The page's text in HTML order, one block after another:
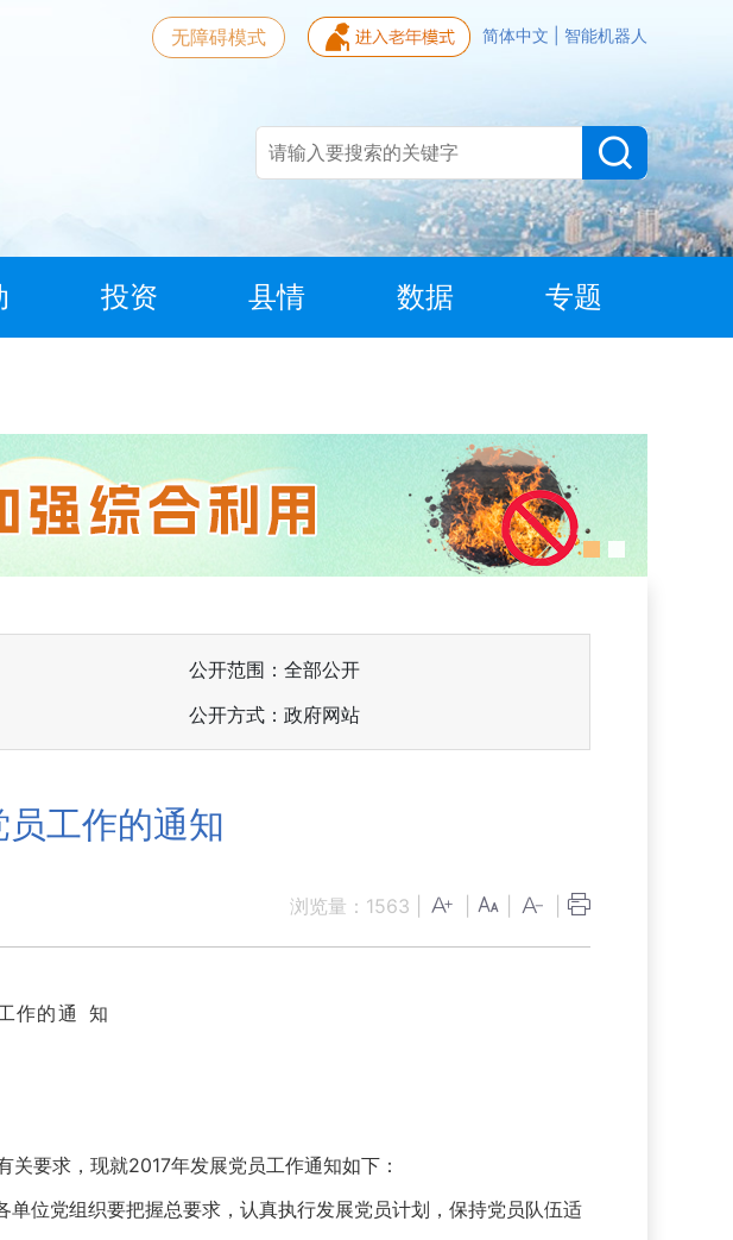
简体中文 智能机器人
无障碍模式
投资 县情 数据 专题
公开范围：全部公开
公开方式：政府网站
工作的通知
浏览量： 1563
作的通 知
要求，现就2017年发展党员工作通知如下：
位党组织要把握总要求，认真执行发展党员计划，保持党员队伍适